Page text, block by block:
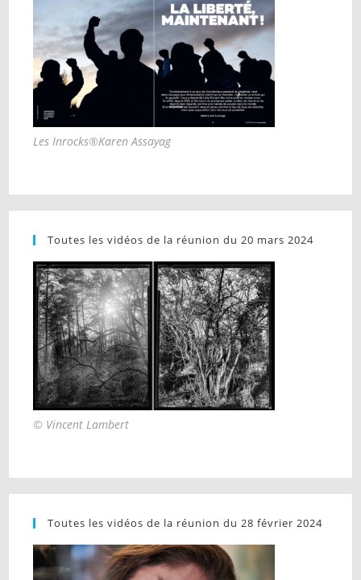
Les Inrocks®Karen Assayag
Toutes les vidéos de la réunion du 20 mars 2024
© Vincent Lambert
Toutes les vidéos de la réunion du 28 février 2024